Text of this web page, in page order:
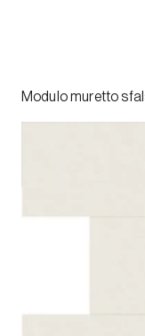
Modulo muretto